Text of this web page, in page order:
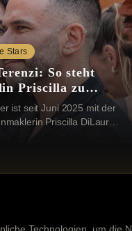
Stars
So steht
Priscilla zu
ist seit Juni 2025 mit der
Priscilla DiLaura